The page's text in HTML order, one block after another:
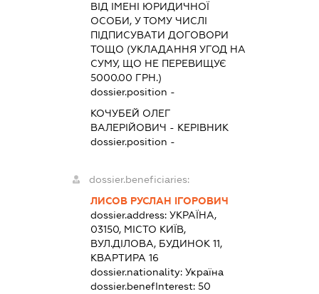
ВІД ІМЕНІ ЮРИДИЧНОЇ
ОСОБИ, У ТОМУ ЧИСЛІ
ПІДПИСУВАТИ ДОГОВОРИ
ТОЩО (УКЛАДАННЯ УГОД НА
СУМУ, ЩО НЕ ПЕРЕВИЩУЄ
5000.00 ГРН.)
dossier.position -
КОЧУБЕЙ ОЛЕГ
ВАЛЕРІЙОВИЧ - КЕРІВНИК
dossier.position -
dossier.beneficiaries:
ЛИСОВ РУСЛАН ІГОРОВИЧ
dossier.address: УКРАЇНА,
03150, МІСТО КИЇВ,
ВУЛ.ДІЛОВА, БУДИНОК 11,
КВАРТИРА 16
dossier.nationality: Україна
dossier.benefInterest: 50